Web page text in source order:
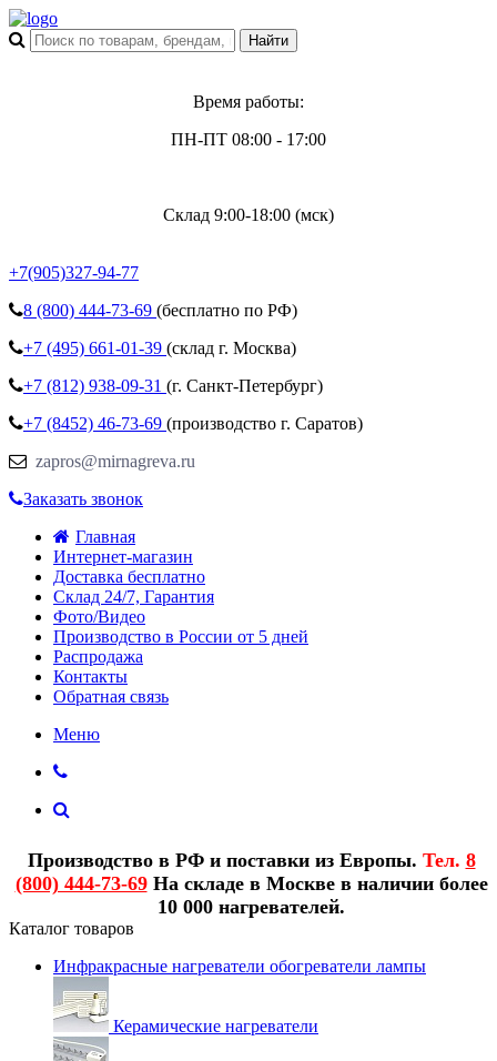
Время работы:
ПН-ПТ 08:00 - 17:00
Склад 9:00-18:00 (мск)
+7(905)327-94-77
8 (800) 444-73-69 (бесплатно по РФ)
+7 (495) 661-01-39 (склад г. Москва)
+7 (812) 938-09-31 (г. Санкт-Петербург)
+7 (8452) 46-73-69 (производство г. Саратов)
zapros@mirnagreva.ru
Заказать звонок
Главная
Интернет-магазин
Доставка бесплатно
Склад 24/7, Гарантия
Фото/Видео
Производство в России от 5 дней
Распродажа
Контакты
Обратная связь
Меню
Производство в РФ и поставки из Европы. Тел. 8
(800) 444-73-69На складе в Москве в наличии более
10 000 нагревателей.
Каталог товаров
Инфракрасные нагреватели обогреватели лампы
Керамические нагреватели